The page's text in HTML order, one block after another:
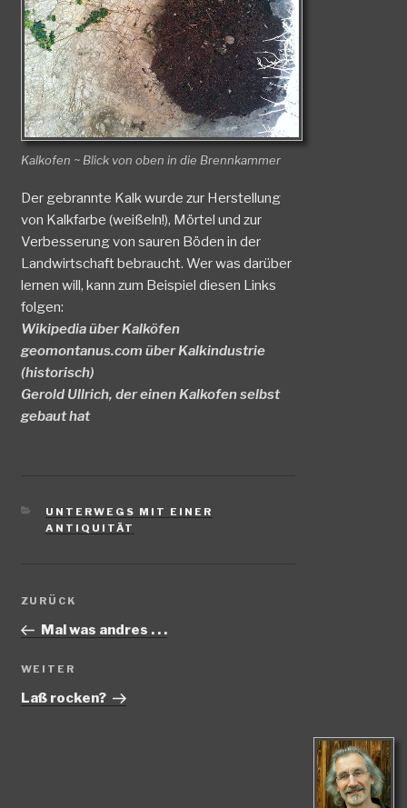
Kalkofen ~ Blick von oben in die Brennkammer
Der gebrannte Kalk wurde zur Herstellung
von Kalkfarbe (weißeln!), Mörtel und zur
Verbesserung von sauren Böden in der
Landwirtschaft bebraucht. Wer was darüber
lernen will, kann zum Beispiel diesen Links
folgen:
Wikipedia über Kalköfen
geomontanus.com über Kalkindustrie
(historisch)
Gerold Ullrich, der einen Kalkofen selbst
gebaut hat
KATEGORIEN
UNTERWEGS MIT EINER
ANTIQUITÄT
Beitragsnavigation
Vorheriger
Beitrag
ZURÜCK
Mal was andres . . .
Nächster
Beitrag
WEITER
Laß rocken?